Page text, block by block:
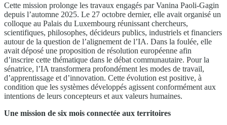
Cette mission prolonge les travaux engagés par Vanina Paoli-Gagin
depuis l’automne 2025. Le 27 octobre dernier, elle avait organisé un
colloque au Palais du Luxembourg réunissant chercheurs,
scientifiques, philosophes, décideurs publics, industriels et financiers
autour de la question de l’alignement de l’IA. Dans la foulée, elle
avait déposé une proposition de résolution européenne afin
d’inscrire cette thématique dans le débat communautaire. Pour la
sénatrice, l’IA transformera profondément les modes de travail,
d’apprentissage et d’innovation. Cette évolution est positive, à
condition que les systèmes développés agissent conformément aux
intentions de leurs concepteurs et aux valeurs humaines.
Une mission de six mois connectée aux territoires